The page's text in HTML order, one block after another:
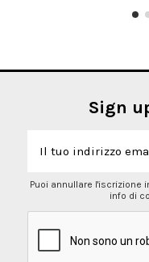
Sign
Puoi annullare l'iscrizione
info di